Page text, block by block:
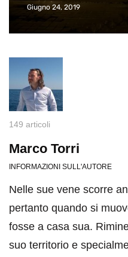
Giugno 24, 2019
149 articoli
Marco Torri
INFORMAZIONI SULL'AUTORE
Nelle sue vene scorre
pertanto quando si
fosse a casa sua.
suo territorio e